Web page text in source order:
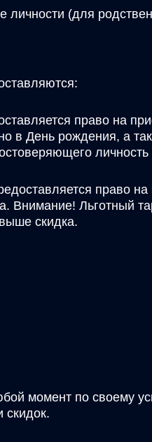
(для
право на
в День рождения, а
право
Внимание! Льготный
скидка.
момент по своему
скидок.